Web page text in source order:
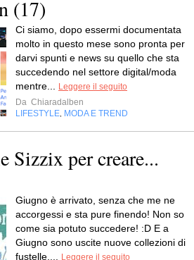
(17)
Ci siamo, dopo essermi documentata
molto in questo mese sono pronta per
darvi spunti e news su quello che sta
succedendo nel settore digital/moda
mentre... Leggere il seguito
Da Chiaradalben
LIFESTYLE, MODA E TREND
Sizzix per creare...
Giugno è arrivato, senza che me ne
accorgessi e sta pure finendo! Non so
come sia potuto succedere! :D E a
Giugno sono uscite nuove collezioni di
fustelle,... Leggere il seguito